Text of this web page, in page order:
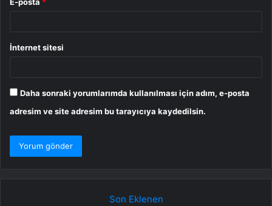
İnternet sitesi
Daha sonraki yorumlarımda kullanılması için adım, e-posta
adresim ve site adresim bu tarayıcıya kaydedilsin.
Son Eklenen